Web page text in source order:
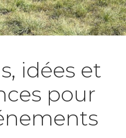
idées et
pour